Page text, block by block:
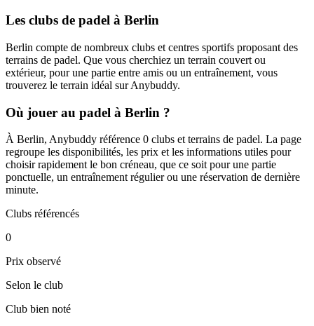
Les clubs de padel à Berlin
Berlin compte de nombreux clubs et centres sportifs proposant des
terrains de padel. Que vous cherchiez un terrain couvert ou
extérieur, pour une partie entre amis ou un entraînement, vous
trouverez le terrain idéal sur Anybuddy.
Où jouer au padel à Berlin ?
À Berlin, Anybuddy référence 0 clubs et terrains de padel. La page
regroupe les disponibilités, les prix et les informations utiles pour
choisir rapidement le bon créneau, que ce soit pour une partie
ponctuelle, un entraînement régulier ou une réservation de dernière
minute.
Clubs référencés
0
Prix observé
Selon le club
Club bien noté